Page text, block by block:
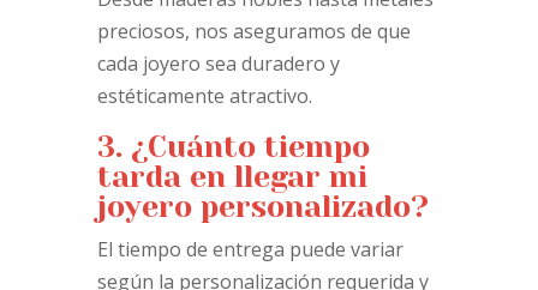
preciosos, nos aseguramos de que
cada joyero sea duradero y
estéticamente atractivo.
3. ¿Cuánto tiempo
tarda en llegar mi
joyero personalizado?
El tiempo de entrega puede variar
según la personalización requerida y